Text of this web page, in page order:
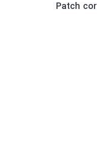
Patch